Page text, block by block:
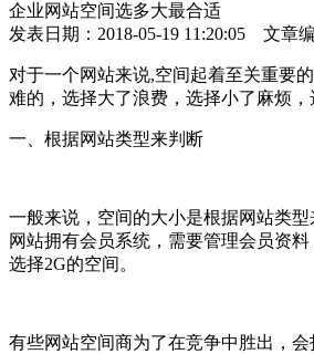
企业网站空间选多大最合适
发表日期：2018-05-19 11:20:05 文章
对于一个网站来说,空间起着至关重要
难的，选择大了浪费，选择小了麻烦
一、根据网站类型来判断
一般来说，空间的大小是根据网站类
网站拥有会员系统，需要管理会员资
选择2G的空间。
有些网站空间商为了在竞争中胜出，